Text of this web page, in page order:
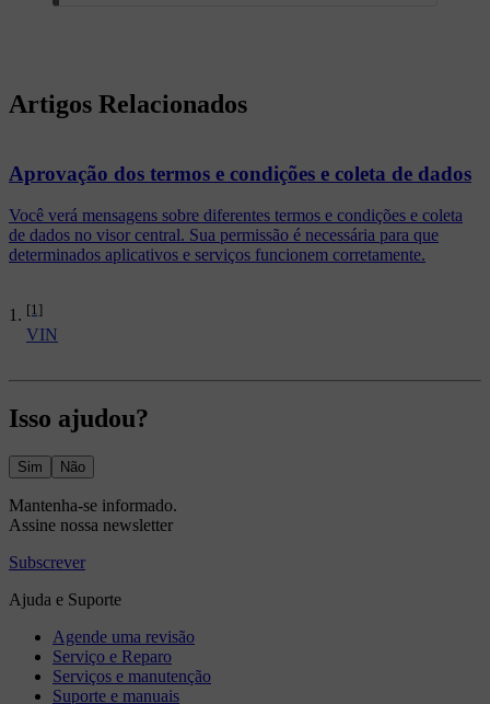
[1]
VIN
Artigos Relacionados
Aprovação dos termos e condições e coleta de dados
Você verá mensagens sobre diferentes termos e condições e coleta
de dados no visor central. Sua permissão é necessária para que
determinados aplicativos e serviços funcionem corretamente.
Isso ajudou?
Sim Não